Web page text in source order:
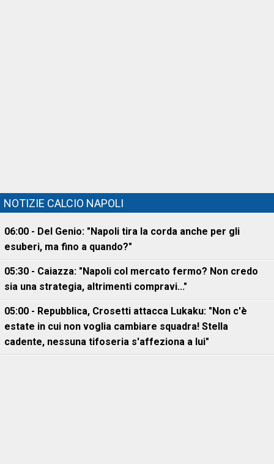
NOTIZIE CALCIO NAPOLI
06:00 - Del Genio: "Napoli tira la corda anche per gli
esuberi, ma fino a quando?"
05:30 - Caiazza: "Napoli col mercato fermo? Non credo
sia una strategia, altrimenti compravi..."
05:00 - Repubblica, Crosetti attacca Lukaku: "Non c'è
estate in cui non voglia cambiare squadra! Stella
cadente, nessuna tifoseria s'affeziona a lui"